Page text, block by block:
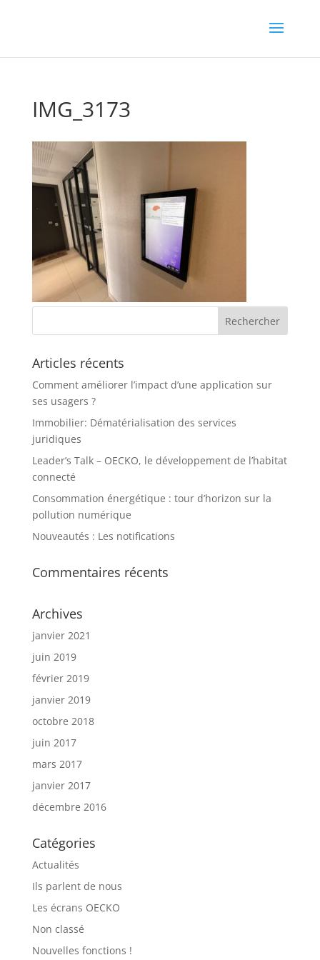
IMG_3173
Articles récents
Comment améliorer l’impact d’une application sur
ses usagers ?
Immobilier: Dématérialisation des services
juridiques
Leader’s Talk – OECKO, le développement de l’habitat
connecté
Consommation énergétique : tour d’horizon sur la
pollution numérique
Nouveautés : Les notifications
Commentaires récents
Archives
janvier 2021
juin 2019
février 2019
janvier 2019
octobre 2018
juin 2017
mars 2017
janvier 2017
décembre 2016
Catégories
Actualités
Ils parlent de nous
Les écrans OECKO
Non classé
Nouvelles fonctions !